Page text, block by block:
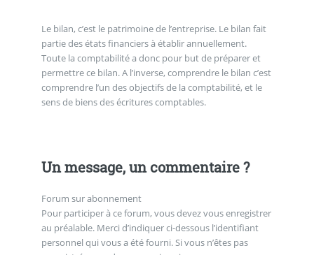
Le bilan, c’est le patrimoine de l’entreprise. Le bilan fait
partie des états financiers à établir annuellement.
Toute la comptabilité a donc pour but de préparer et
permettre ce bilan. A l’inverse, comprendre le bilan c’est
comprendre l’un des objectifs de la comptabilité, et le
sens de biens des écritures comptables.
Un message, un commentaire ?
Forum sur abonnement
Pour participer à ce forum, vous devez vous enregistrer
au préalable. Merci d’indiquer ci-dessous l’identifiant
personnel qui vous a été fourni. Si vous n’êtes pas